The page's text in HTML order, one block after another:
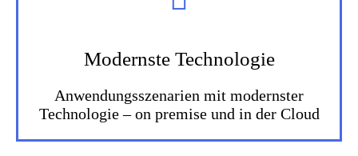
Modernste Technologie
Anwendungsszenarien mit modernster
Technologie – on premise und in der Cloud